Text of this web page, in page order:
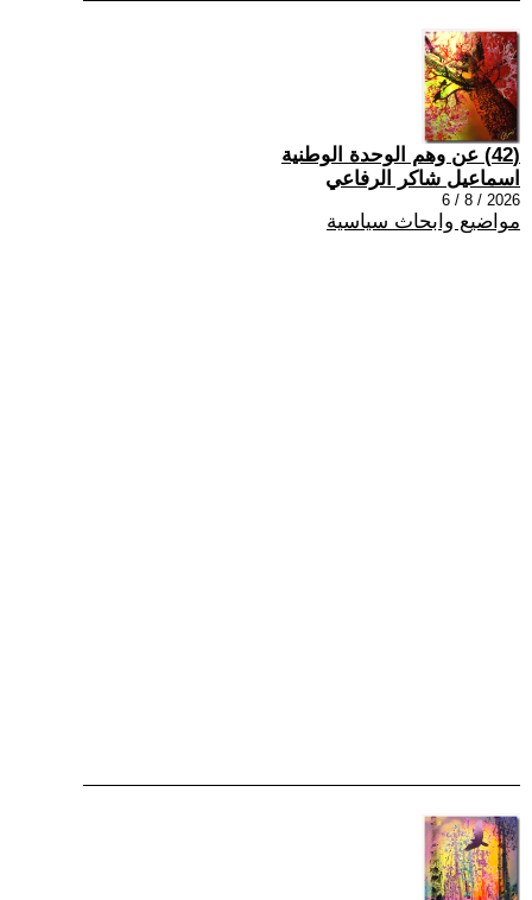
(42) عن وهم الوحدة الوطنية
اسماعيل شاكر الرفاعي
2026 / 8 / 6
مواضيع وابحاث سياسية